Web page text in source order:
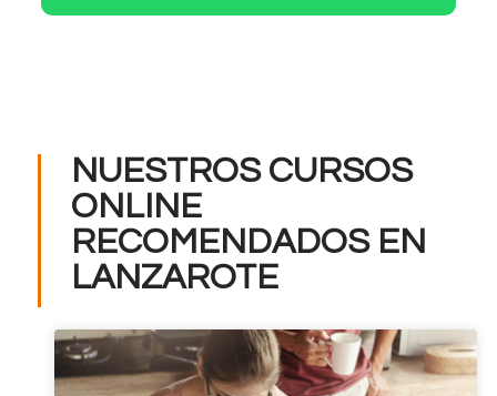
NUESTROS CURSOS
ONLINE
RECOMENDADOS EN
LANZAROTE